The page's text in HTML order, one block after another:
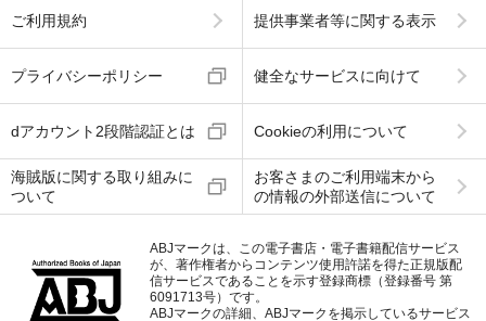
ご利用規約 提供事業者等に関する表示
プライバシーポリシー 健全なサービスに向けて
dアカウント2段階認証とは Cookieの利用について
海賊版に関する取り組みに
ついて
お客さまのご利用端末から
の情報の外部送信について
ABJマークは、この電子書店・電子書籍配信サービス
が、著作権者からコンテンツ使用許諾を得た正規版配
信サービスであることを示す登録商標（登録番号 第
6091713号）です。
ABJマークの詳細、ABJマークを掲示しているサービス